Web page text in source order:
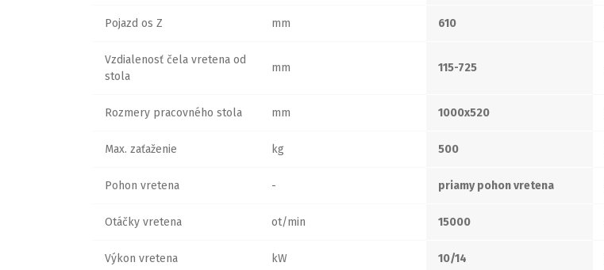
Pojazd os Z mm 610
Vzdialenosť čela vretena od
stola
mm 115-725
Rozmery pracovného stola mm 1000x520
Max. zaťaženie kg 500
Pohon vretena - priamy pohon vretena
Otáčky vretena ot/min 15000
Výkon vretena kW 10/14